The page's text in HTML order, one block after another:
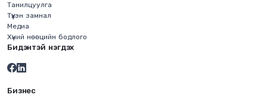
Танилцуулга
Түүхэн замнал
Медиа
Хүний нөөцийн бодлого
Бидэнтэй нэгдэх
Бизнес